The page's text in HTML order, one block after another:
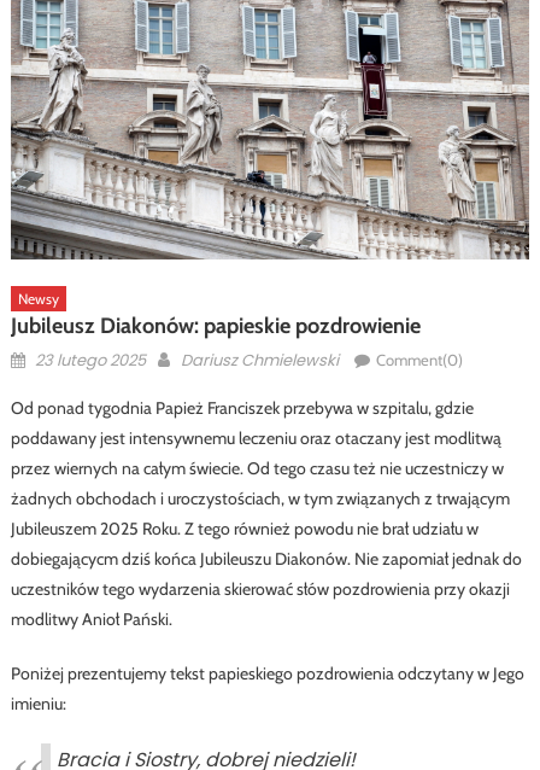
Newsy
Jubileusz Diakonów: papieskie pozdrowienie
Posted
23 lutego 2025 Author
Dariusz Chmielewski Comment(0)
Od ponad tygodnia Papież Franciszek przebywa w szpitalu, gdzie
poddawany jest intensywnemu leczeniu oraz otaczany jest modlitwą
przez wiernych na całym świecie. Od tego czasu też nie uczestniczy w
żadnych obchodach i uroczystościach, w tym związanych z trwającym
Jubileuszem 2025 Roku. Z tego również powodu nie brał udziału w
dobiegającycm dziś końca Jubileuszu Diakonów. Nie zapomiał jednak do
uczestników tego wydarzenia skierować słów pozdrowienia przy okazji
modlitwy Anioł Pański.
Poniżej prezentujemy tekst papieskiego pozdrowienia odczytany w Jego
imieniu:
Bracia i Siostry, dobrej niedzieli!